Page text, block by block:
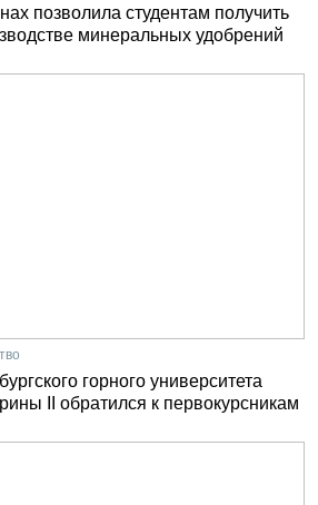
позволила студентам получить
минеральных удобрений
горного университета
II обратился к первокурсникам